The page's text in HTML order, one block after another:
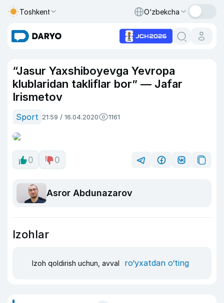
Toshkent O‘zbekcha
“Jasur Yaxshiboyevga Yevropa
klublaridan takliflar bor” — Jafar
Irismetov
Sport 21:59 / 16.04.2020 1161
0 0
Asror Abdunazarov
Izohlar
Izoh qoldirish uchun, avval ro‘yxatdan o‘ting